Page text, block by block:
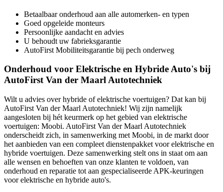
Betaalbaar onderhoud aan alle automerken- en typen
Goed opgeleide monteurs
Persoonlijke aandacht en advies
U behoudt uw fabrieksgarantie
AutoFirst Mobiliteitsgarantie bij pech onderweg
Onderhoud voor Elektrische en Hybride Auto's bij
AutoFirst Van der Maarl Autotechniek
Wilt u advies over hybride of elektrische voertuigen? Dat kan bij
AutoFirst Van der Maarl Autotechniek! Wij zijn namelijk
aangesloten bij hét keurmerk op het gebied van elektrische
voertuigen: Moobi. AutoFirst Van der Maarl Autotechniek
onderscheidt zich, in samenwerking met Moobi, in de markt door
het aanbieden van een compleet dienstenpakket voor elektrische en
hybride voertuigen. Deze samenwerking stelt ons in staat om aan
alle wensen en behoeften van onze klanten te voldoen, van
onderhoud en reparatie tot aan gespecialiseerde APK-keuringen
voor elektrische en hybride auto's.